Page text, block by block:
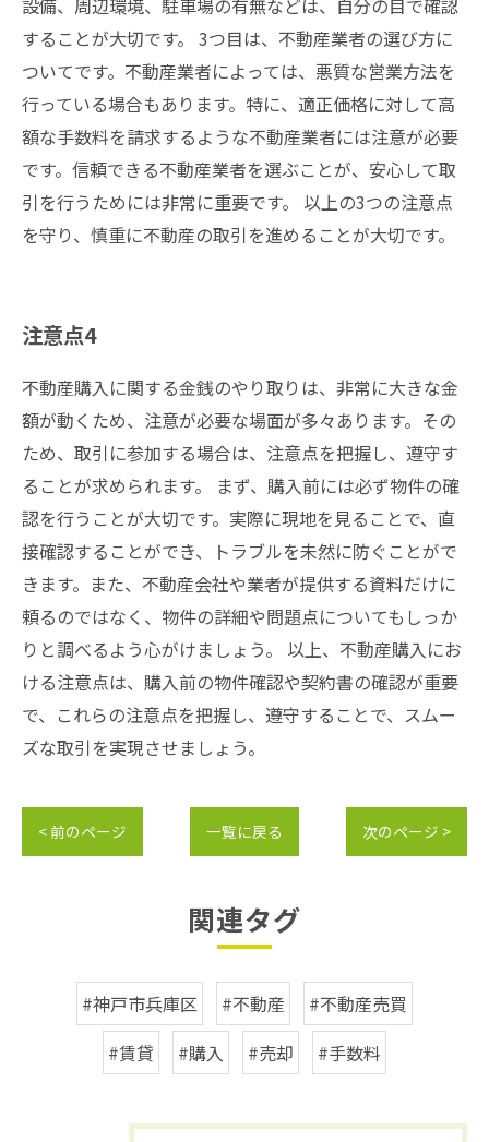
設備、周辺環境、駐車場の有無などは、自分の目で確認
することが大切です。 3つ目は、不動産業者の選び方に
ついてです。不動産業者によっては、悪質な営業方法を
行っている場合もあります。特に、適正価格に対して高
額な手数料を請求するような不動産業者には注意が必要
です。信頼できる不動産業者を選ぶことが、安心して取
引を行うためには非常に重要です。 以上の3つの注意点
を守り、慎重に不動産の取引を進めることが大切です。
注意点4
不動産購入に関する金銭のやり取りは、非常に大きな金
額が動くため、注意が必要な場面が多々あります。その
ため、取引に参加する場合は、注意点を把握し、遵守す
ることが求められます。 まず、購入前には必ず物件の確
認を行うことが大切です。実際に現地を見ることで、直
接確認することができ、トラブルを未然に防ぐことがで
きます。また、不動産会社や業者が提供する資料だけに
頼るのではなく、物件の詳細や問題点についてもしっか
りと調べるよう心がけましょう。 以上、不動産購入にお
ける注意点は、購入前の物件確認や契約書の確認が重要
で、これらの注意点を把握し、遵守することで、スムー
ズな取引を実現させましょう。
< 前のページ 一覧に戻る 次のページ >
関連タグ
#神戸市兵庫区 #不動産
#不動産売買
#賃貸
#購入 #売却 #手数料